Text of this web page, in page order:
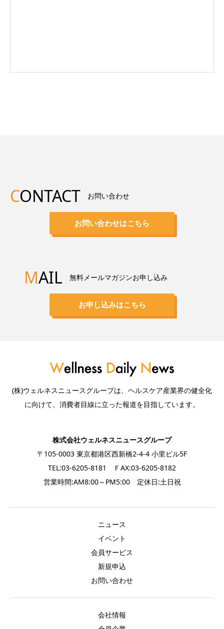
CONTACT お問い合わせ
お問い合わせはこちら
MAIL 無料メールマガジンお申し込み
お申し込みはこちら
(株)ウェルネスニュースグループは、ヘルスケア産業界の健全化
に向けて、消費者目線に立った報道を目指しています。
株式会社ウェルネスニュースグループ
〒105-0003 東京都港区西新橋2-4-4 小里ビル5F
TEL:03-6205-8181 ＦAX:03-6205-8182
営業時間:AM8:00～PM5:00 定休日:土日祝
ニュース
イベント
会員サービス
新規申込
お問い合わせ
会社情報